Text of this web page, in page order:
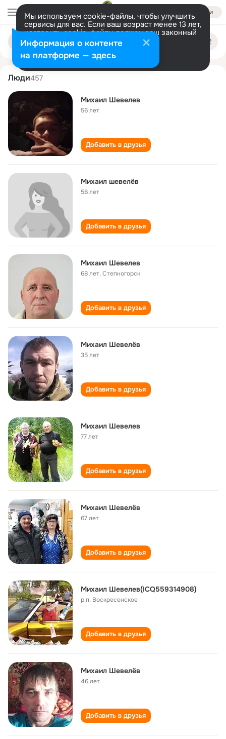
Войти
Мы используем cookie-файлы, чтобы улучшить
сервисы для вас. Если ваш возраст менее 13 лет,
настроить cookie-файлы должен ваш законный
представитель. Больше информации
Разрешить все Настроить
Поиск
людям
mikhail shevelyov
Люди457
Михаил Шевелев
56 лет
Добавить в друзья
Михаил шевелëв
56 лет
Добавить в друзья
Михаил Шевелев
68 лет,Степногорск
Добавить в друзья
Михаил Шевелёв
35 лет
Добавить в друзья
Михаил Шевелев
77 лет
Добавить в друзья
Михаил Шевелёв
67 лет
Добавить в друзья
Михаил Шевелев(ICQ559314908)
р.п. Воскресенское
Добавить в друзья
Михаил Шевелёв
46 лет
Добавить в друзья
Информация о контенте
на платформе — здесь